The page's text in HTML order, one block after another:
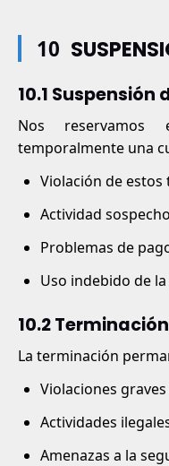
10
10.1 Suspensión
Nos reservamos
temporalmente una
Violación de
Actividad
Problemas de
Uso indebido de
10.2
La terminación
Violaciones
Actividades
Amenazas a la